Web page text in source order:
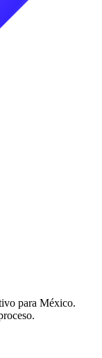
para México.